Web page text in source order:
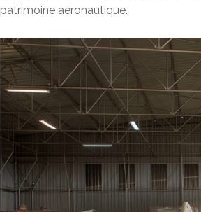
patrimoine aéronautique.